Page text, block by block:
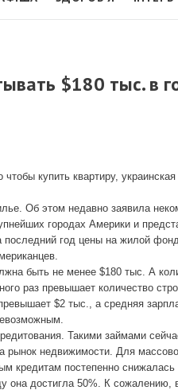
$180 тыс. в
купить квартиру,
Об этом недавно заявила
городах Америки и
последний год цены на жилой
быть не менее $180 тыс. А
раз превышает количество
$2 тыс., а средняя
Такими займами
недвижимости. Для
кредитам постепенно
она достигла 50%. К сожалению,